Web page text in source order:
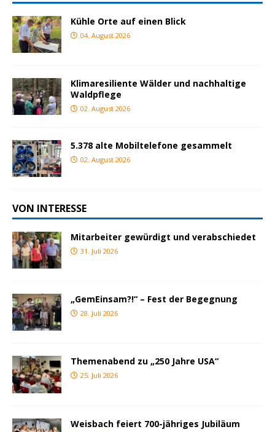
Kühle Orte auf einen Blick
04. August 2026
Klimaresiliente Wälder und nachhaltige
Waldpflege
02. August 2026
5.378 alte Mobiltelefone gesammelt
02. August 2026
VON INTERESSE
Mitarbeiter gewürdigt und verabschiedet
31. Juli 2026
„GemEinsam?!“ – Fest der Begegnung
28. Juli 2026
Themenabend zu „250 Jahre USA“
25. Juli 2026
Weisbach feiert 700-jähriges Jubiläum